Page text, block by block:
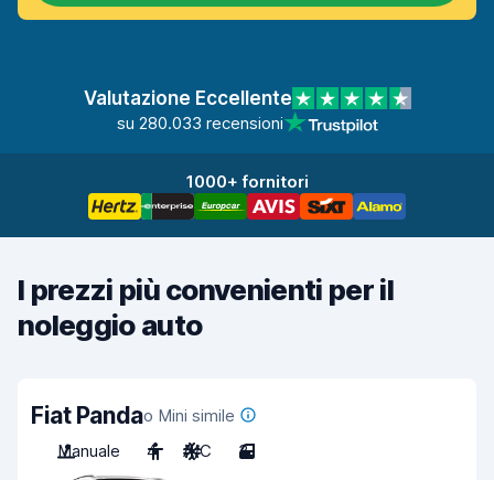
Valutazione Eccellente
su 280.033 recensioni
1000+ fornitori
I prezzi più convenienti per il
noleggio auto
Fiat Pandao Mini simile
Manuale
4 A/C 3